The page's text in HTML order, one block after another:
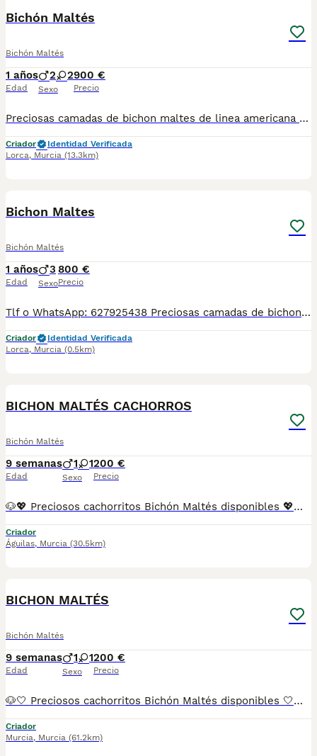
Bichón Maltés
Bichón Maltés
1 años
Edad
2 2
Sexo
900 €
Precio
Preciosas camadas de bichon maltes de linea americana y coreana, se entregan con minimo de dos meses y medio de edad y sus vacunas correspondientes, desparasitados interna y externamente, pasaporte y microchip, contrato de compra y garantia de salud. preferiblemente recogida en mano pero también podemos entregar en toda España mediante transporte de alta calidad preparado para animales y con chofer particular con posibilidad de pago contra reembolso Llámanos o háblanos por whats app.
Criador
Identidad Verificada
Lorca, Murcia (13.3km)
Bichon Maltes
Bichón Maltés
1 años
Edad
3
Sexo
800 €
Precio
Tlf o WhatsApp: 627925438 Preciosas camadas de bichon maltes de linea americana y coreana, se entregan con minimo de dos meses y medio de edad y sus vacunas correspondientes, desparasitados interna y externamente, pasaporte y microchip, contrato de compra y garantia de salud. preferiblemente recogida en mano pero también podemos entregar en toda España mediante transporte de alta calidad preparado para animales y con chofer particular con posibilidad de pago contra reembolso Llámanos o háblanos por whats app.
Criador
Identidad Verificada
Lorca, Murcia (0.5km)
BICHON MALTÉS CACHORROS
Bichón Maltés
9 semanas
Edad
1 1
Sexo
200 €
Precio
🐶💖 Preciosos cachorritos Bichón Maltés disponibles 💖🐶 Nuestros pequeños crecen en un ambiente familiar, rodeados de cariño, cuidados y socialización desde sus primeros días de vida 🏡. Son cachorros alegres, cariñosos y muy apegados a las personas, ideales para quienes buscan un compañero fiel y lleno de amor. 🥰 El Bichón Maltés destaca por su carácter dulce, inteligente y sociable, además de ser una excelente compañía para familias, parejas o personas mayores. ❤️🐾 📋 Los cachorros se entregan con: ✅ Vacunas correspondientes a su edad ✅ Desparasitaciones al día ✅ Revisión veterinaria completa ✅ Cartilla sanitaria ✅ Contrato de garantía ✅ Microchip incluido 📍Puedes venir a conocerlos sin ningún compromiso. Nos encantará enseñarte a nuestros pequeños y resolver cualquier duda que tengas. 🐾 📸 Todas las fotografías son reales y corresponden a nuestros propios cachorros. No utilizamos imágenes de internet ni trabajamos como multicriadero. 🚚 Posibilidad de envío a cualquier punto de España mediante transporte especializado para mascotas. 📞 Información y reservas por teléfono o WhatsApp. 💶 Reserva mínima 200€. ✨ Cachorritos Bichón Maltés encantadores, sanos y muy bien socializados, listos para llenar tu hogar de alegría, compañía y muchísimo cariño. ✨
Criador
Águilas, Murcia (30.5km)
BICHON MALTÉS
Bichón Maltés
9 semanas
Edad
1 1
Sexo
200 €
Precio
🐶🤍 Preciosos cachorritos Bichón Maltés disponibles 🤍🐶 Nuestros adorables Bichón Maltés crecen en un ambiente familiar 🏡, rodeados de cariño, atención y los mejores cuidados desde sus primeros días de vida. Son cachorros muy sociables, juguetones y cariñosos, acostumbrados al contacto diario con personas y perfectamente adaptados a la vida en familia. 🥰 ✨ El Bichón Maltés es una raza conocida por su carácter dulce, su inteligencia y su precioso manto blanco. Son compañeros ideales para cualquier hogar gracias a su carácter alegre y afectuoso. 📋 Los cachorros se entregan con: ✅ Vacunas correspondientes a su edad ✅ Desparasitaciones al día ✅ Revisión veterinaria completa 🩺 ✅ Cartilla sanitaria ✅ Microchip incluido ✅ Contrato de garantía 📍 Puedes venir a conocerlos sin ningún compromiso. Estaremos encantados de enseñarte a nuestros pequeños y ayudarte a encontrar el compañero perfecto. 🐾 📸 Fotografías 100% reales de nuestros cachorros. No utilizamos imágenes de internet ni somos multicriadero. 🚚 Envíos disponibles a toda España mediante transporte especializado para mascotas. 📞 Información y reservas por teléfono o WhatsApp: RESERVA MÍNIMA 200€ 💖 Pequeños, elegantes y llenos de ternura. Nuestros Bichón Maltés están listos para encontrar una familia que les brinde todo el amor y los cuidados que merecen. 🐶🤍✨
Criador
Murcia, Murcia (61.2km)